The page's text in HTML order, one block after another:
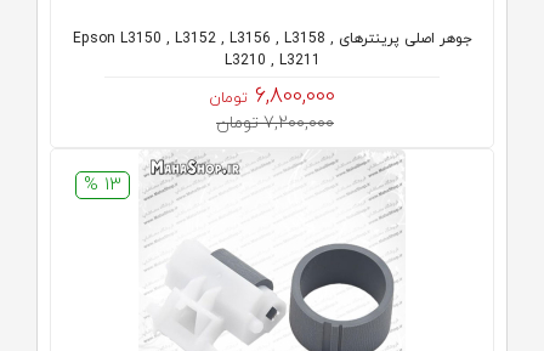
جوهر اصلی پرینترهای Epson L3150 , L3152 , L3156 , L3158 ,
L3210 , L3211
6,800,000 تومان
7,200,000 تومان
13 %